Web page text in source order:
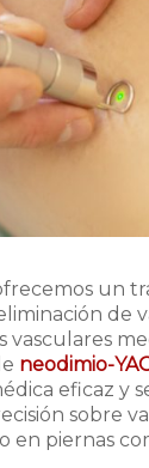
un
de
vasculares
neodimio-
eficaz y
sobre
en piernas